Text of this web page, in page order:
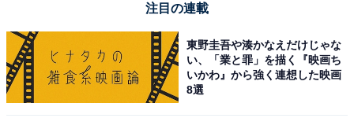
注目の連載
東野圭吾や湊かなえだけじゃな
い、「業と罪」を描く『映画ち
いかわ』から強く連想した映画
8選